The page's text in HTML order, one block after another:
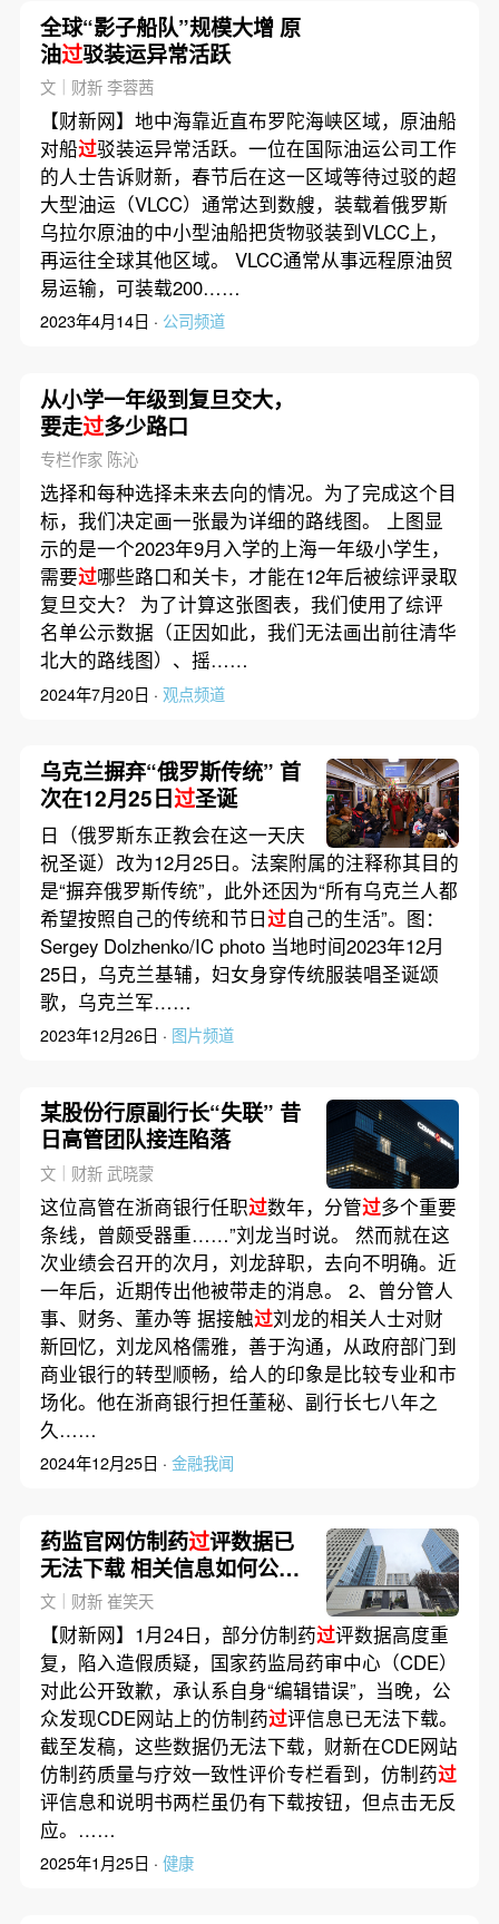
全球“影子船队”规模大增 原
油过驳装运异常活跃
文｜财新 李蓉茜
【财新网】地中海靠近直布罗陀海峡区域，原油船
对船过驳装运异常活跃。一位在国际油运公司工作
的人士告诉财新，春节后在这一区域等待过驳的超
大型油运（VLCC）通常达到数艘，装载着俄罗斯
乌拉尔原油的中小型油船把货物驳装到VLCC上，
再运往全球其他区域。 VLCC通常从事远程原油贸
易运输，可装载200……
2023年4月14日 · 公司频道
从小学一年级到复旦交大，
要走过多少路口
专栏作家 陈沁
选择和每种选择未来去向的情况。为了完成这个目
标，我们决定画一张最为详细的路线图。 上图显
示的是一个2023年9月入学的上海一年级小学生，
需要过哪些路口和关卡，才能在12年后被综评录取
复旦交大？ 为了计算这张图表，我们使用了综评
名单公示数据（正因如此，我们无法画出前往清华
北大的路线图）、摇……
2024年7月20日 · 观点频道
乌克兰摒弃“俄罗斯传统” 首
次在12月25日过圣诞
日（俄罗斯东正教会在这一天庆
祝圣诞）改为12月25日。法案附属的注释称其目的
是“摒弃俄罗斯传统”，此外还因为“所有乌克兰人都
希望按照自己的传统和节日过自己的生活”。图：
Sergey Dolzhenko/IC photo 当地时间2023年12月
25日，乌克兰基辅，妇女身穿传统服装唱圣诞颂
歌，乌克兰军……
2023年12月26日 · 图片频道
某股份行原副行长“失联” 昔
日高管团队接连陷落
文｜财新 武晓蒙
这位高管在浙商银行任职过数年，分管过多个重要
条线，曾颇受器重……”刘龙当时说。 然而就在这
次业绩会召开的次月，刘龙辞职，去向不明确。近
一年后，近期传出他被带走的消息。 2、曾分管人
事、财务、董办等 据接触过刘龙的相关人士对财
新回忆，刘龙风格儒雅，善于沟通，从政府部门到
商业银行的转型顺畅，给人的印象是比较专业和市
场化。他在浙商银行担任董秘、副行长七八年之
久……
2024年12月25日 · 金融我闻
药监官网仿制药过评数据已
无法下载 相关信息如何公
开？
文｜财新 崔笑天
【财新网】1月24日，部分仿制药过评数据高度重
复，陷入造假质疑，国家药监局药审中心（CDE）
对此公开致歉，承认系自身“编辑错误”，当晚，公
众发现CDE网站上的仿制药过评信息已无法下载。
截至发稿，这些数据仍无法下载，财新在CDE网站
仿制药质量与疗效一致性评价专栏看到，仿制药过
评信息和说明书两栏虽仍有下载按钮，但点击无反
应。……
2025年1月25日 · 健康